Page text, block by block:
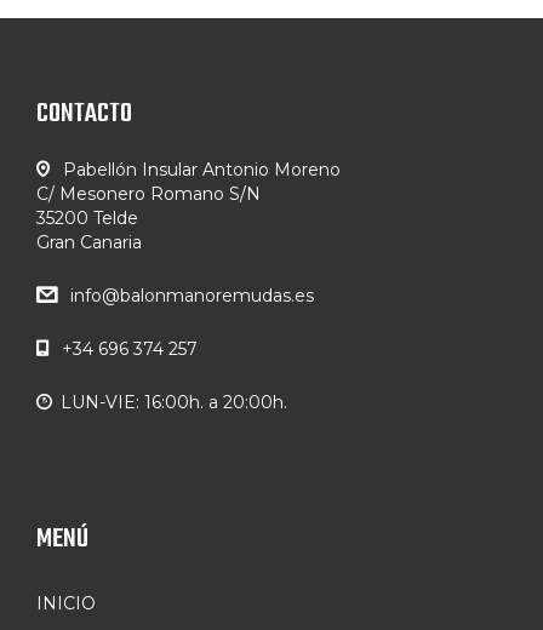
CONTACTO
Pabellón Insular Antonio Moreno
C/ Mesonero Romano S/N
35200 Telde
Gran Canaria
info@balonmanoremudas.es
+34 696 374 257
LUN-VIE: 16:00h. a 20:00h.
MENÚ
INICIO